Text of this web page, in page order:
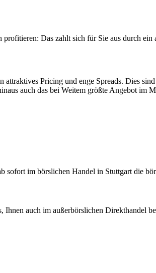
Das zahlt sich für Sie aus durch ein
Pricing und enge Spreads. Dies
auch das bei Weitem größte Angebot im
im börslichen Handel in Stuttgart die
auch im außerbörslichen Direkthandel